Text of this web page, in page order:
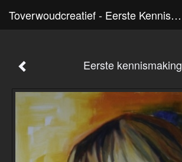
Toverwoudcreatief - Eerste Kennismaking
Eerste kennismaking